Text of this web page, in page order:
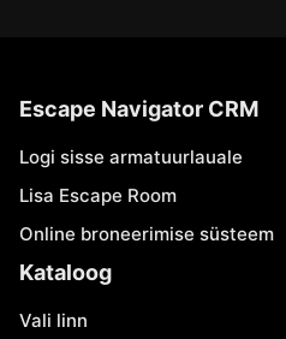
Escape Navigator CRM
Logi sisse armatuurlauale
Lisa Escape Room
Online broneerimise süsteem
Kataloog
Vali linn